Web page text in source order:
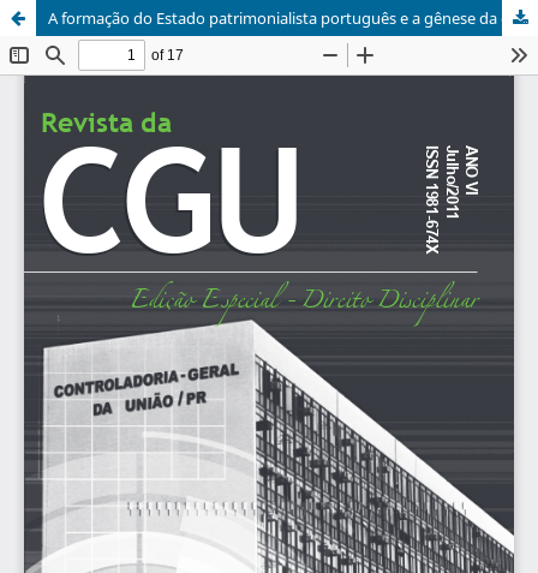
A formação do Estado patrimonialista português e a gênese da corrupção no Brasil